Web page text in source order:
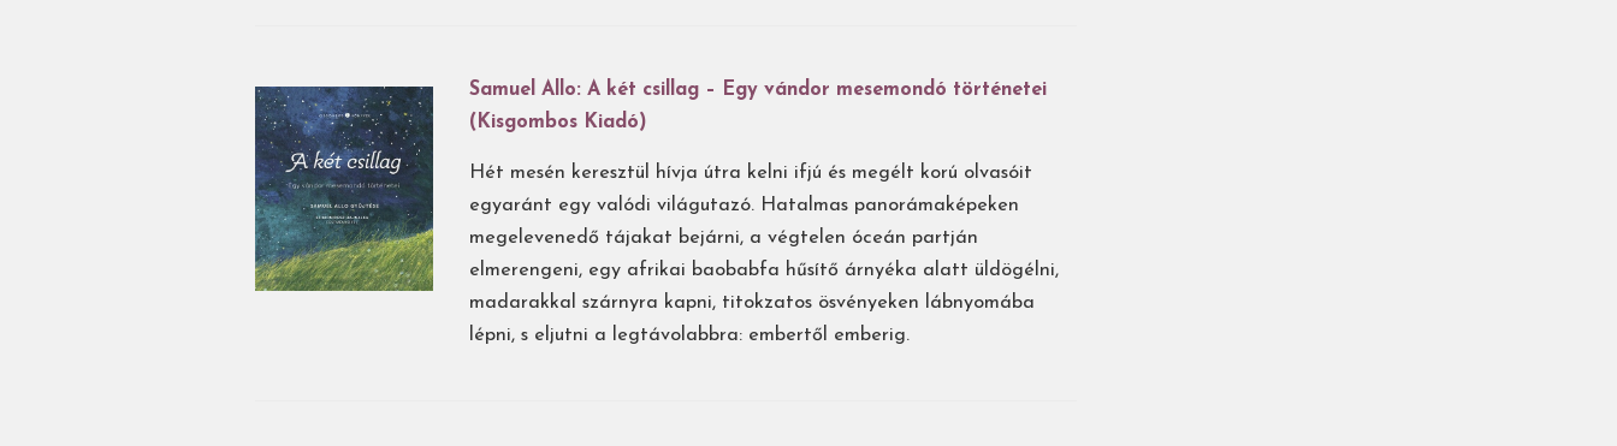
Samuel Allo: A két csillag – Egy vándor mesemondó történetei
(Kisgombos Kiadó)
Hét mesén keresztül hívja útra kelni ifjú és megélt korú olvasóit
egyaránt egy valódi világutazó. Hatalmas panorámaképeken
megelevenedő tájakat bejárni, a végtelen óceán partján
elmerengeni, egy afrikai baobabfa hűsítő árnyéka alatt üldögélni,
madarakkal szárnyra kapni, titokzatos ösvényeken lábnyomába
lépni, s eljutni a legtávolabbra: embertől emberig.